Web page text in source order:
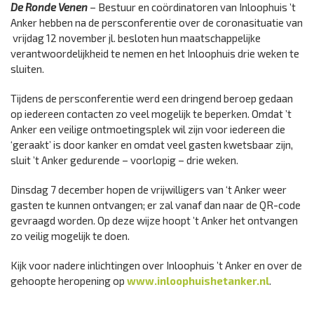
De Ronde Venen – Bestuur en coördinatoren van Inloophuis ’t
Anker hebben na de persconferentie over de coronasituatie van
vrijdag 12 november jl. besloten hun maatschappelijke
verantwoordelijkheid te nemen en het Inloophuis drie weken te
sluiten.
Tijdens de persconferentie werd een dringend beroep gedaan
op iedereen contacten zo veel mogelijk te beperken. Omdat ’t
Anker een veilige ontmoetingsplek wil zijn voor iedereen die
‘geraakt’ is door kanker en omdat veel gasten kwetsbaar zijn,
sluit ’t Anker gedurende – voorlopig – drie weken.
Dinsdag 7 december hopen de vrijwilligers van ‘t Anker weer
gasten te kunnen ontvangen; er zal vanaf dan naar de QR-code
gevraagd worden. Op deze wijze hoopt ’t Anker het ontvangen
zo veilig mogelijk te doen.
Kijk voor nadere inlichtingen over Inloophuis ’t Anker en over de
gehoopte heropening op www.inloophuishetanker.nl.